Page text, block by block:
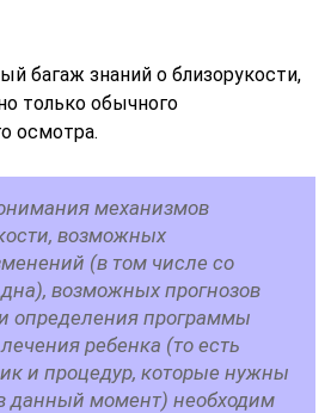
багаж знаний о близорукости,
только обычного
осмотра.
механизмов
возможных
(в том числе со
возможных прогнозов
определения программы
ребенка (то есть
и процедур, которые нужны
данный момент) необходим